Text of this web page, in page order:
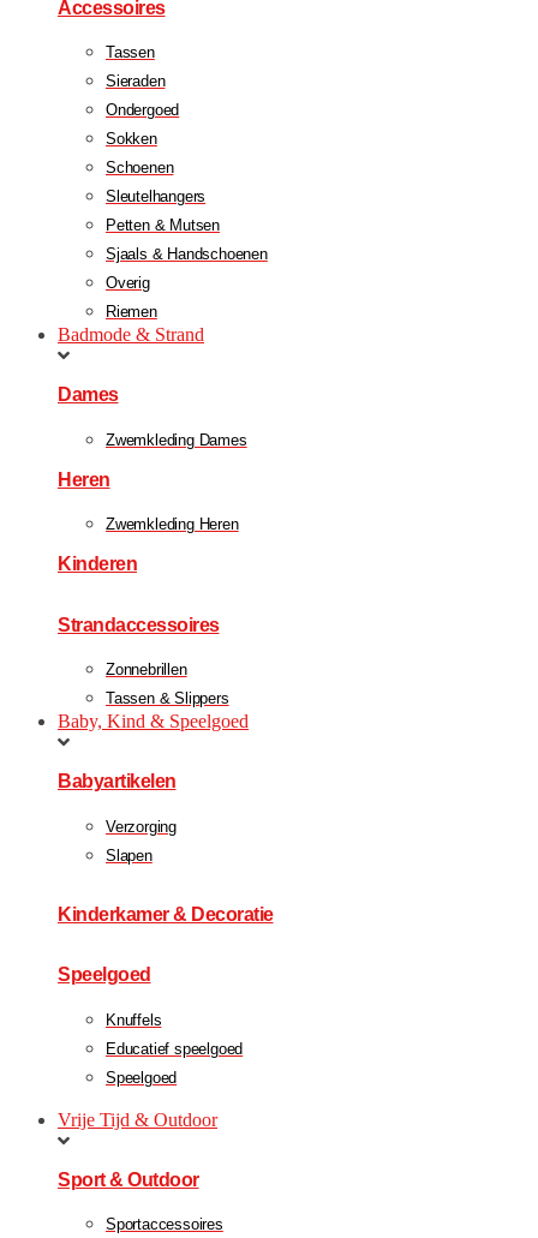
Accessoires
Tassen
Sieraden
Ondergoed
Sokken
Schoenen
Sleutelhangers
Petten & Mutsen
Sjaals & Handschoenen
Overig
Riemen
Badmode & Strand
Dames
Zwemkleding Dames
Heren
Zwemkleding Heren
Kinderen
Strandaccessoires
Zonnebrillen
Tassen & Slippers
Baby, Kind & Speelgoed
Babyartikelen
Verzorging
Slapen
Kinderkamer & Decoratie
Speelgoed
Knuffels
Educatief speelgoed
Speelgoed
Vrije Tijd & Outdoor
Sport & Outdoor
Sportaccessoires